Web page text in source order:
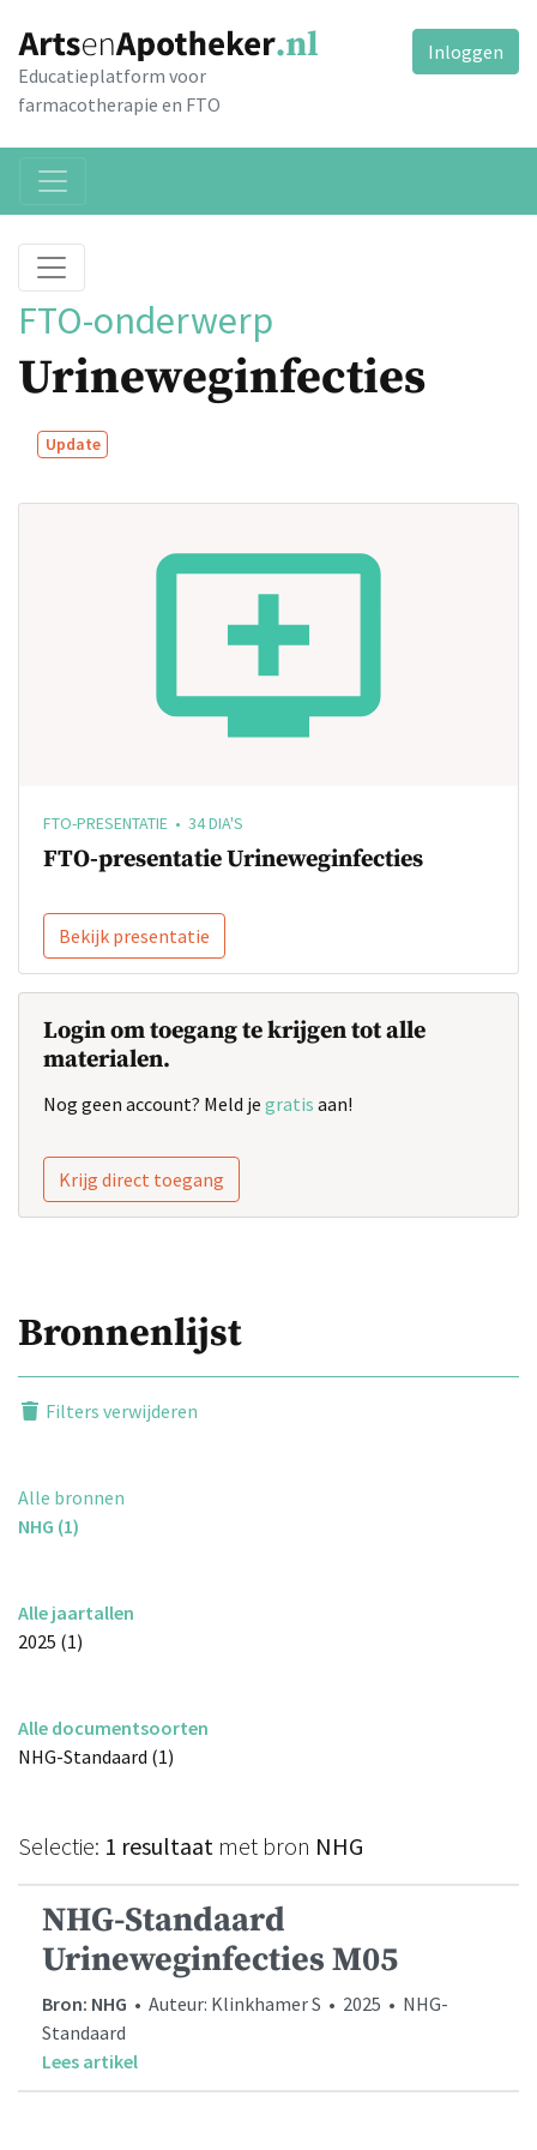
Educatieplatform voor
farmacotherapie en FTO
Inloggen
FTO-onderwerp
Urineweginfecties
Update
FTO-PRESENTATIE • 34 DIA'S
FTO-presentatie Urineweginfecties
Bekijk presentatie
Login om toegang te krijgen tot alle
materialen.
Nog geen account? Meld je gratis aan!
Krijg direct toegang
Bronnenlijst
Filters verwijderen
Alle bronnen
NHG (1)
Alle jaartallen
2025 (1)
Alle documentsoorten
NHG-Standaard (1)
Selectie: 1 resultaat met bron NHG
NHG-Standaard
Urineweginfecties M05
Bron: NHG • Auteur: Klinkhamer S • 2025 • NHG-
Standaard
Lees artikel